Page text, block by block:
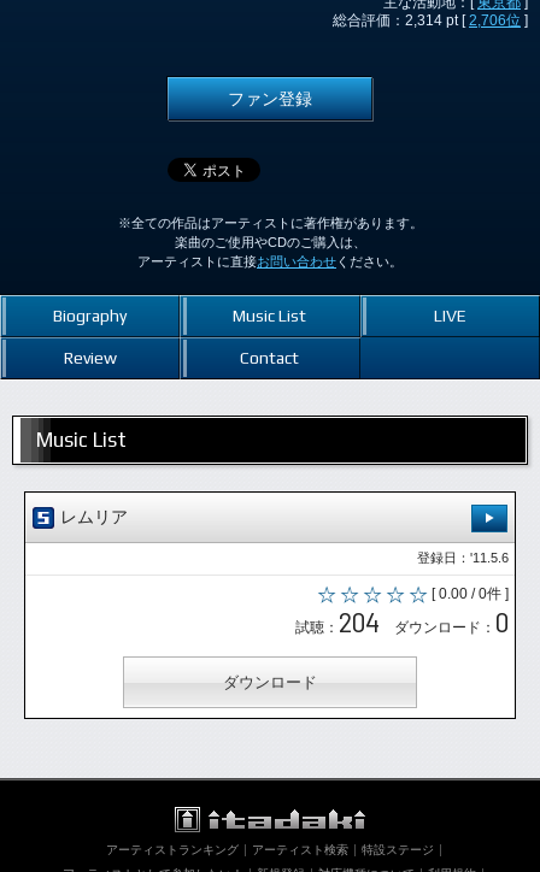
総合評価：2,314 pt [2,706位 ]
ファン登録
※全ての作品はアーティストに著作権があります。
楽曲のご使用やCDのご購入は、
アーティストに直接お問い合わせ ください。
Biography Music List LIVE
Review Contact
Music List
レムリア
登録日：'11.5.6
[ 0.00 / 0件 ]
試聴： 204 ダウンロード： 0
ダウンロード
アーティストランキング アーティスト検索
特設ステージ